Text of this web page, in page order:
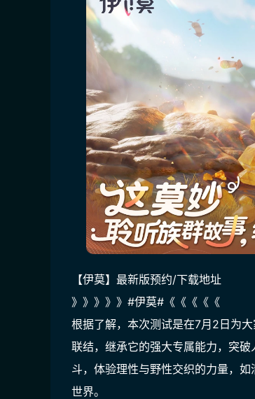
【伊莫】最新版预约/下载地址
》》》》》#伊莫#《《《《《
根据了解，本次测试是在7月2日为
联结，继承它的强大专属能力，突
斗，体验理性与野性交织的力量，
世界。